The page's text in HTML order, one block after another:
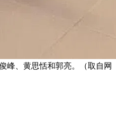
峰、黄思恬和郭亮。（取自网